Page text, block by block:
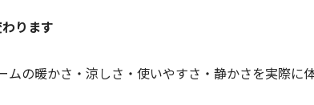
ります
の暖かさ・涼しさ・使いやすさ・静かさを実際に体